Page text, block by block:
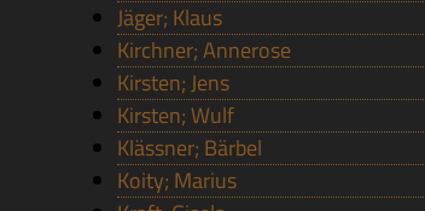
Jäger; Klaus
Kirchner; Annerose
Kirsten; Jens
Kirsten; Wulf
Klässner; Bärbel
Koity; Marius